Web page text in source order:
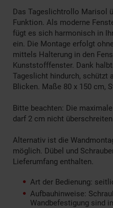
Das Tageslichtrollo Marisol
Funktion. Als moderne
fügt es sich harmonisch in
ein. Die Montage erfolgt
mittels Halterung in den
Kunststofffenster. Dank
Tageslicht hindurch, schützt
Blicken. Maße 80 x 150 cm,
Bitte beachten: Die
darf 2 cm nicht
Alternativ ist die
möglich. Dübel und
Lieferumfang enthalten.
Art der Bedienung:
Aufbauhinweise:
Wandbefestigung sind